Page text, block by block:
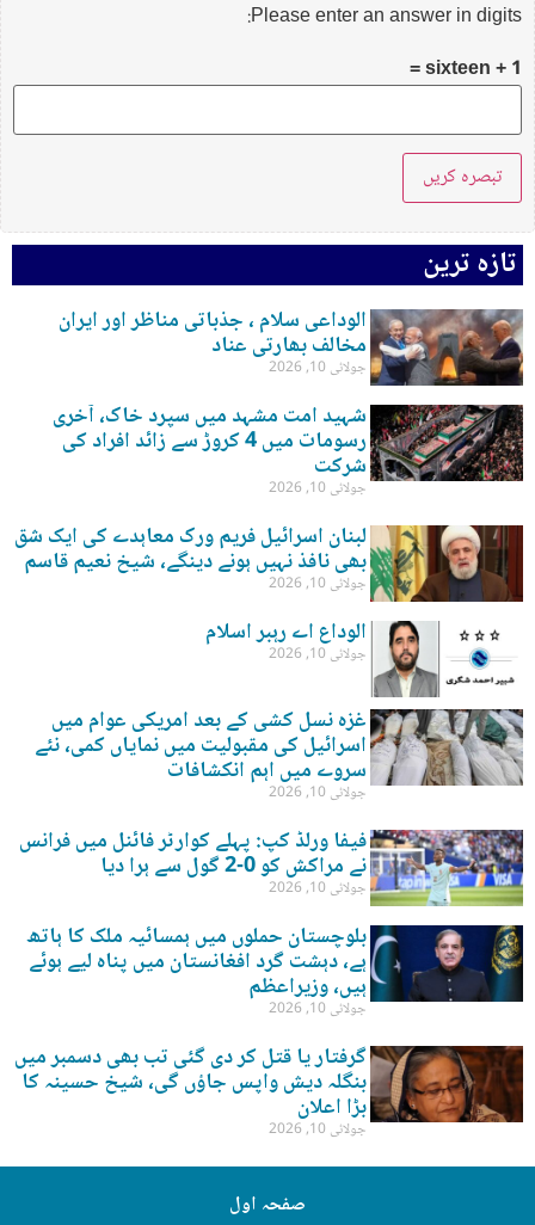
Please enter an answer in digits:
sixteen + 1 =
تازہ ترین
الوداعی سلام ، جذباتی مناظر اور ایران
مخالف بھارتی عناد
جولائی 10, 2026
شہید امت مشہد میں سپرد خاک، آخری
رسومات میں 4 کروڑ سے زائد افراد کی
شرکت
جولائی 10, 2026
لبنان اسرائیل فریم ورک معاہدے کی ایک شق
بھی نافذ نہیں ہونے دینگے، شیخ نعیم قاسم
جولائی 10, 2026
الوداع اے رہبر اسلام
جولائی 10, 2026
غزہ نسل کشی کے بعد امریکی عوام میں
اسرائیل کی مقبولیت میں نمایاں کمی، نئے
سروے میں اہم انکشافات
جولائی 10, 2026
فیفا ورلڈ کپ: پہلے کوارٹر فائنل میں فرانس
نے مراکش کو 0-2 گول سے ہرا دیا
جولائی 10, 2026
بلوچستان حملوں میں ہمسائیہ ملک کا ہاتھ
ہے، دہشت گرد افغانستان میں پناہ لیے ہوئے
ہیں، وزیراعظم
جولائی 10, 2026
گرفتار یا قتل کر دی گئی تب بھی دسمبر میں
بنگلہ دیش واپس جاؤں گی، شیخ حسینہ کا
بڑا اعلان
جولائی 10, 2026
صفحہ اول